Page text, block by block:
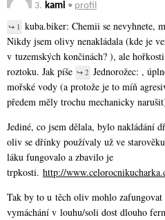
3. kami • profil
↪ 1 kuba.biker: Chemii se nevyhnete,
Nikdy jsem olivy nenakládala (kde je
v tuzemských končinách? ), ale
roztoku. Jak píše ↪ 2 Jednorožec: ,
mořské vody (a protože je to míň
předem měly trochu mechanicky
Jediné, co jsem dělala, bylo nakládání
oliv se dřínky používaly už ve
láku fungovalo a zbavilo je
trpkosti. http://
Tak by to u těch oliv mohlo
vymáchání v louhu/soli dost dlouho